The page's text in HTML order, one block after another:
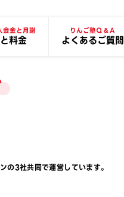
会金と月謝
料金
りんご塾Ｑ＆Ａ
よくあるご質問
の3社共同で運営しています。